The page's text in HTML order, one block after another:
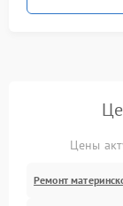
Цены
Ремонт